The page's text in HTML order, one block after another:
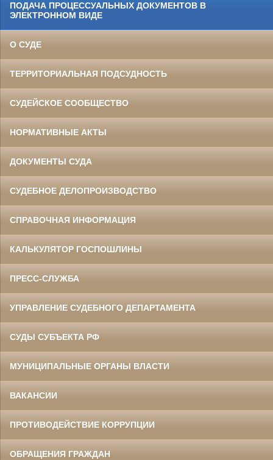
ПОДАЧА ПРОЦЕССУАЛЬНЫХ ДОКУМЕНТОВ В
ЭЛЕКТРОННОМ ВИДЕ
О СУДЕ
ТЕРРИТОРИАЛЬНАЯ ПОДСУДНОСТЬ
СУДЕЙСКОЕ СООБЩЕСТВО
НОРМАТИВНЫЕ АКТЫ
ДОКУМЕНТЫ СУДА
СУДЕБНОЕ ДЕЛОПРОИЗВОДСТВО
СПРАВОЧНАЯ ИНФОРМАЦИЯ
КАЛЬКУЛЯТОР ГОСПОШЛИНЫ
ПРЕСС-СЛУЖБА
УПРАВЛЕНИЕ СУДЕБНОГО ДЕПАРТАМЕНТА
СУДЫ СУБЪЕКТА РФ
МУНИЦИПАЛЬНЫЕ ОРГАНЫ ВЛАСТИ
ВАКАНСИИ
ПРОТИВОДЕЙСТВИЕ КОРРУПЦИИ
ОБРАЩЕНИЯ ГРАЖДАН